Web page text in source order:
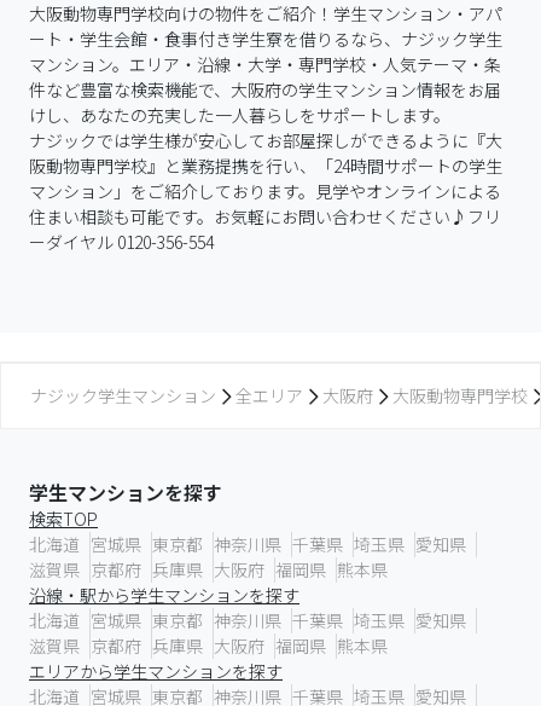
大阪動物専門学校向けの物件をご紹介！学生マンション・アパ
ート・学生会館・食事付き学生寮を借りるなら、ナジック学生
マンション。エリア・沿線・大学・専門学校・人気テーマ・条
件など豊富な検索機能で、大阪府の学生マンション情報をお届
けし、あなたの充実した一人暮らしをサポートします。
ナジックでは学生様が安心してお部屋探しができるように『大
阪動物専門学校』と業務提携を行い、「24時間サポートの学生
マンション」をご紹介しております。見学やオンラインによる
住まい相談も可能です。お気軽にお問い合わせください♪フリ
ーダイヤル 0120-356-554
ナジック学生マンション 全エリア 大阪府 大阪動物専門学校
学生マンションを探す
検索TOP
北海道 宮城県 東京都 神奈川県 千葉県 埼玉県 愛知県
滋賀県 京都府 兵庫県 大阪府 福岡県 熊本県
沿線・駅から学生マンションを探す
北海道 宮城県 東京都 神奈川県 千葉県 埼玉県 愛知県
滋賀県 京都府 兵庫県 大阪府 福岡県 熊本県
エリアから学生マンションを探す
北海道 宮城県 東京都 神奈川県 千葉県 埼玉県 愛知県